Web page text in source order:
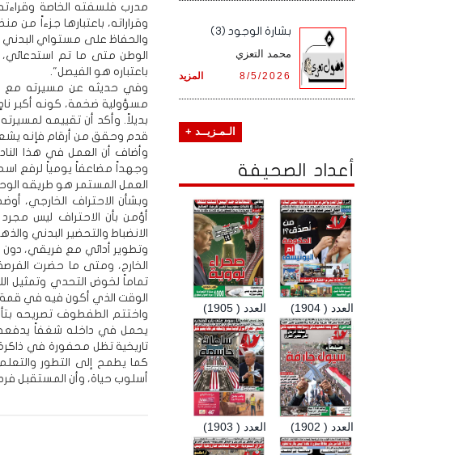
مدرب فلسفته الخاصة وقراءته
وقراراته، باعتبارها جزءاً
والحفاظ على مستواي
الوطن متى ما تم
باعتباره هو الفيصل".
وفي حديثه عن مسيرته مع
مسؤولية ضخمة، كونه أكبر
بديلاً. وأكد أن تقييمه
قدم وحقق من أرقام فإنه
وأضاف أن العمل في هذا
وجهداً مضاعفاً يومياً لرفع
العمل المستمر هو طريقه
وبشأن الاحتراف الخارجي،
أؤمن بأن الاحتراف ليس
الانضباط والتحضير البدني
وتطوير أدائي مع فريقي، دون
الخارج، ومتى ما حضرت
تماماً لخوض التحدي وتمثيل
الوقت الذي أكون فيه في قمة
واختتم الطفطوف تصريحه
يحمل في داخله شغفاً
تاريخية تظل محفورة في
كما يطمح إلى التطور
أسلوب حياة، وأن المستقبل
بشارة الوجود (3)
محمد التعزي
المزيد 8/5/2026
الـمـزيــد +
أعداد الصحيفة
العدد ( 1905) العدد ( 1904)
العدد ( 1903) العدد ( 1902)